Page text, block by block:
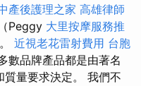
產後護理之家 高雄律師
Peggy 大里按摩服務推
近視老花雷射費用 台胞
數品牌產品都是由著名
量要求決定。 我們不